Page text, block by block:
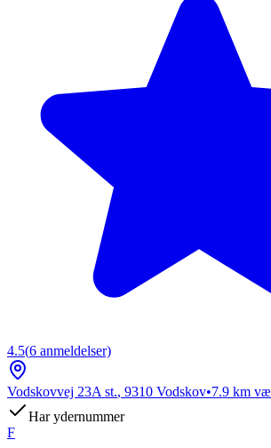
4.5(6 anmeldelser)
Vodskovvej 23A st., 9310 Vodskov•7.9 km
Har ydernummer
F